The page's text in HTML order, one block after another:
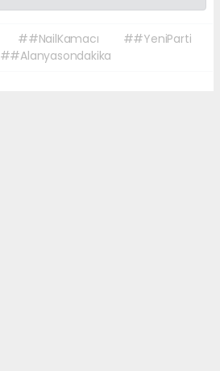
##NailKamacı
##YeniParti
##Alanyasondakika